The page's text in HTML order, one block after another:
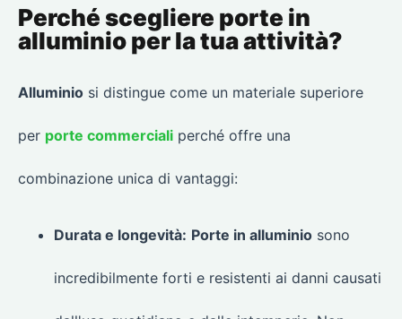
Perché scegliere porte in
alluminio per la tua attività?
Alluminio si distingue come un materiale superiore
per porte commerciali perché offre una
combinazione unica di vantaggi:
Durata e longevità: Porte in alluminio sono
incredibilmente forti e resistenti ai danni causati